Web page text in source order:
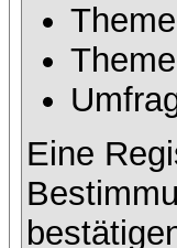
Eine